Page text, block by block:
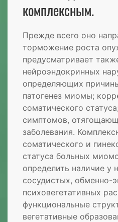
комплексным.
Прежде всего оно
торможение роста
предусматривает
нейроэндокринных
определяющих
патогенез миомы;
соматического
симптомов,
заболевания.
соматического и
статуса больных
определить наличие у
сосудистых, обменно-
психовегетативных
функциональные
вегетативные